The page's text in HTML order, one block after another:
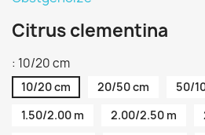
Citrus clementina
: 10/20 cm
10/20 cm 20/50 cm 50/
1.50/2.00 m
2.00/2.50 m